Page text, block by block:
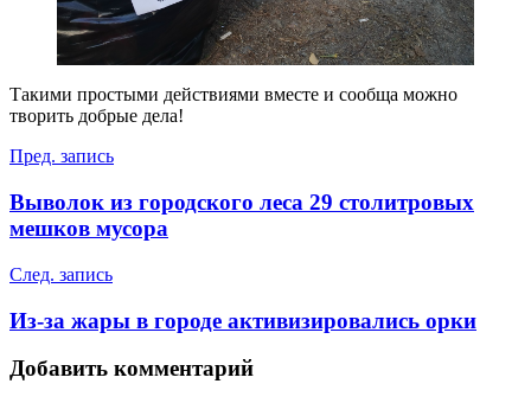
Такими простыми действиями вместе и сообща можно
творить добрые дела!
Навигация
по
записям
Пред. запись
Выволок из городского леса 29 столитровых
мешков мусора
След. запись
Из-за жары в городе активизировались орки
Добавить комментарий